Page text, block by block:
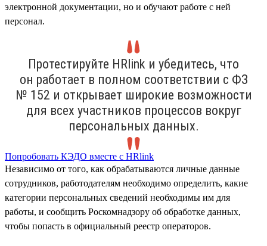
электронной документации, но и обучают работе с ней
персонал.
Протестируйте HRlink и убедитесь, что
он работает в полном соответствии с ФЗ
№ 152 и открывает широкие возможности
для всех участников процессов вокруг
персональных данных.
Попробовать КЭДО вместе с HRlink
Независимо от того, как обрабатываются личные данные
сотрудников, работодателям необходимо определить, какие
категории персональных сведений необходимы им для
работы, и сообщить Роскомнадзору об обработке данных,
чтобы попасть в официальный реестр операторов.